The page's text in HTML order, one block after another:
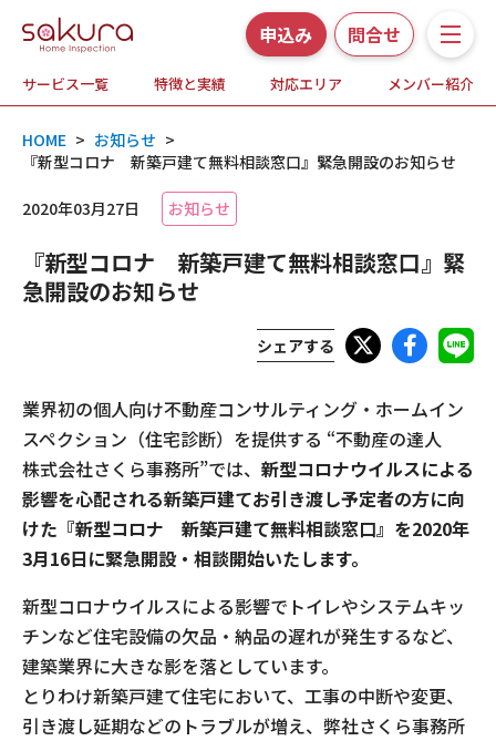
申込み 問合せ
サービス一覧 特徴と実績 対応エリア メンバー紹介
サービス一覧
さくら事務所の特徴と実績
ホームインスペクションとは
対応エリア
よくある質問
お知らせ・プレスリリース
現場事例・お役立ちコラム
さくら事務所について
採用情報
HOME > お知らせ >
『新型コロナ 新築戸建て無料相談窓口』緊急開設のお知らせ
2020年03月27日 お知らせ
『新型コロナ 新築戸建て無料相談窓口』緊
急開設のお知らせ
シェアする
業界初の個人向け不動産コンサルティング・ホームイン
スペクション（住宅診断）を提供する “不動産の達人
株式会社さくら事務所”では、 新型コロナウイルスによる
影響を心配される新築戸建てお引き渡し予定者の方に向
けた『新型コロナ 新築戸建て無料相談窓口』を2020年
3月16日に緊急開設・相談開始いたします。
新型コロナウイルスによる影響でトイレやシステムキッ
チンなど住宅設備の欠品・納品の遅れが発生するなど、
建築業界に大きな影を落としています。
とりわけ新築戸建て住宅において、工事の中断や変更、
引き渡し延期などのトラブルが増え、弊社さくら事務所